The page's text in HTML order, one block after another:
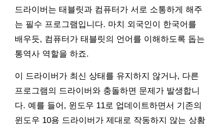
드라이버는 태블릿과 컴퓨터가 서로 소통하게 해주
는 필수 프로그램입니다. 마치 외국인이 한국어를
배우듯, 컴퓨터가 태블릿의 언어를 이해하도록 돕는
통역사 역할을 하죠.
이 드라이버가 최신 상태를 유지하지 않거나, 다른
프로그램의 드라이버와 충돌하면 문제가 발생합니
다. 예를 들어, 윈도우 11로 업데이트하면서 기존의
윈도우 10용 드라이버가 제대로 작동하지 않는 상황